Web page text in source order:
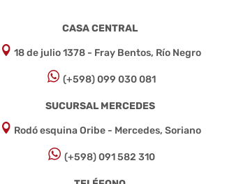
CASA CENTRAL
18 de julio 1378 - Fray Bentos, Río Negro
(+598) 099 030 081
SUCURSAL MERCEDES
Rodó esquina Oribe - Mercedes, Soriano
(+598) 091 582 310